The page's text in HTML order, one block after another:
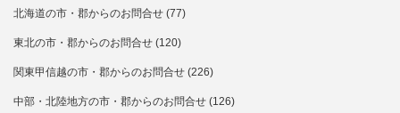
北海道の市・郡からのお問合せ (77)
東北の市・郡からのお問合せ (120)
関東甲信越の市・郡からのお問合せ (226)
中部・北陸地方の市・郡からのお問合せ (126)